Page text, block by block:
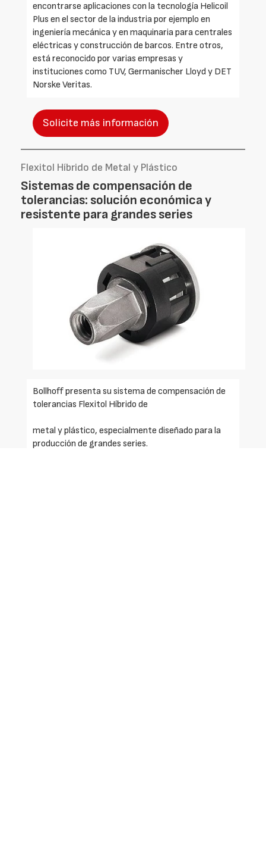
encontrarse aplicaciones con la tecnología Helicoil
Plus en el sector de la industria por ejemplo en
ingeniería mecánica y en maquinaria para centrales
eléctricas y construcción de barcos. Entre otros,
está reconocido por varias empresas y
instituciones como TUV, Germanischer Lloyd y DET
Norske Veritas.
Solicite más información
Flexitol Híbrido de Metal y Plástico
Sistemas de compensación de
tolerancias: solución económica y
resistente para grandes series
Bollhoff presenta su sistema de compensación de
tolerancias Flexitol Híbrido de
metal y plástico, especialmente diseñado para la
producción de grandes series.